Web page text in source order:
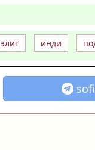
элит инди